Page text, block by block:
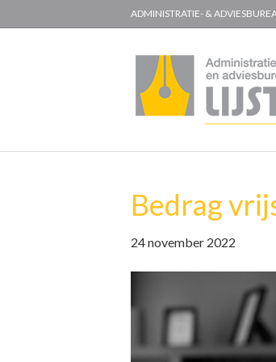
ADMINISTRATIE- &
Bedrag
24 november 2022